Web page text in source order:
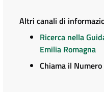
Altri canali di
Ricerca nella
Emilia Romagna
Chiama il